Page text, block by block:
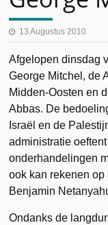
13 Augustus 2010
Afgelopen dinsdag
George Mitchel, de
Midden-Oosten en
Abbas. De
Israël en de
administratie
onderhandelingen
ook kan rekenen
Benjamin
Ondanks de